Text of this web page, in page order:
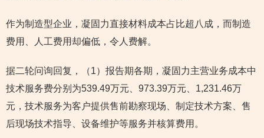
作为制造型企业，凝固力直接材料成本占比超八成，而制造
费用、人工费用却偏低，令人费解。
据二轮问询回复，（1）报告期各期，凝固力主营业务成本中
技术服务费分别为539.49万元、973.39万元、1,231.46万
元，技术服务为客户提供售前勘察现场、制定技术方案、售
后现场技术指导、设备维护等服务并核算费用。